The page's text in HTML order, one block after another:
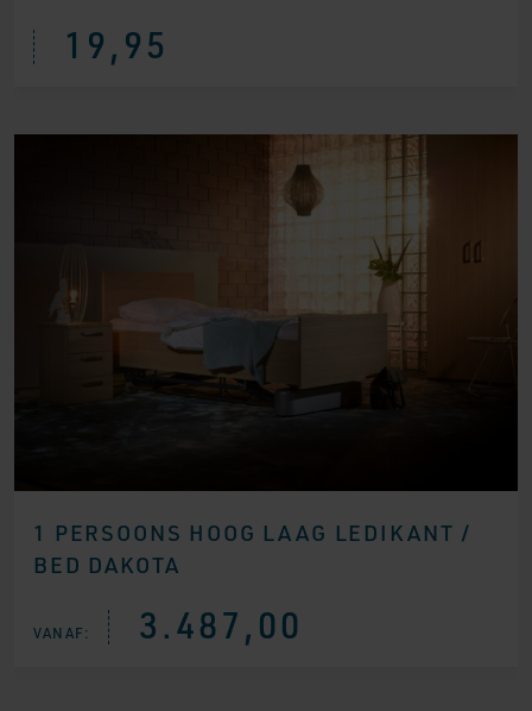
19,95
1 PERSOONS HOOG LAAG LEDIKANT /
BED DAKOTA
VANAF: 3.487,00